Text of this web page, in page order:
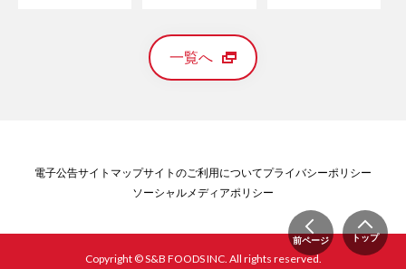
前ページ トップ
一覧へ
電子公告サイトマップサイトのご利用についてプライバシーポリシー
ソーシャルメディアポリシー
Copyright © S&B FOODS INC. All rights reserved.